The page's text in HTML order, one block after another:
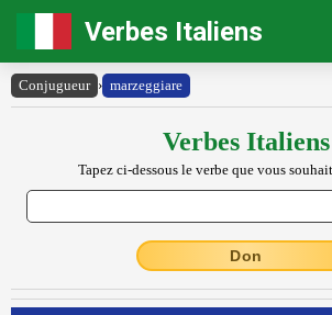
Verbes Italiens
Conjugueur › marzeggiare
Verbes Italiens
Tapez ci-dessous le verbe que vous
Don